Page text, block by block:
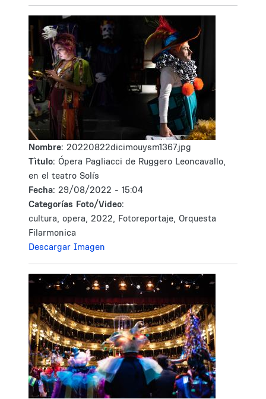
Nombre: 20220822dicimouysm1367.jpg
Tìtulo: Ópera Pagliacci de Ruggero Leoncavallo,
en el teatro Solís
Fecha: 29/08/2022 - 15:04
Categorías Foto/Video:
cultura, opera, 2022, Fotoreportaje, Orquesta
Filarmonica
Descargar Imagen